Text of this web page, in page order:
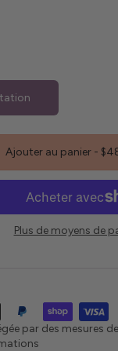
Ajouter au panier -
Plus de moyens de
par des mesures